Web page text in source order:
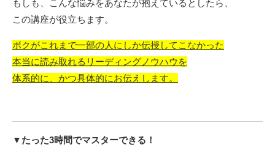
もしも、こんな悩みをあなたが抱えているとしたら、
この講座が役立ちます。
ボクがこれまで一部の人にしか伝授してこなかった
本当に読み取れるリーディングノウハウを
体系的に、かつ具体的にお伝えします。
▼たった3時間でマスターできる！